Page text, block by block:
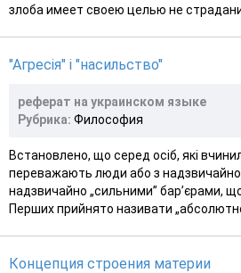
злоба имеет своею целью не
"Агресія" і "насильство"
реферат на украинском языке
Рубрика: Философия
Встановлено, що серед осіб, які
переважають люди або з надзвичайно
надзвичайно „сильними” бар’єрами,
Перших прийнято називати „абсолютно
Концепция строения материи